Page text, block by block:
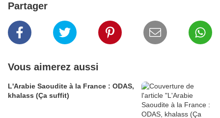
Partager
Vous aimerez aussi
L'Arabie Saoudite à la France : ODAS,
khalass (Ça suffit)